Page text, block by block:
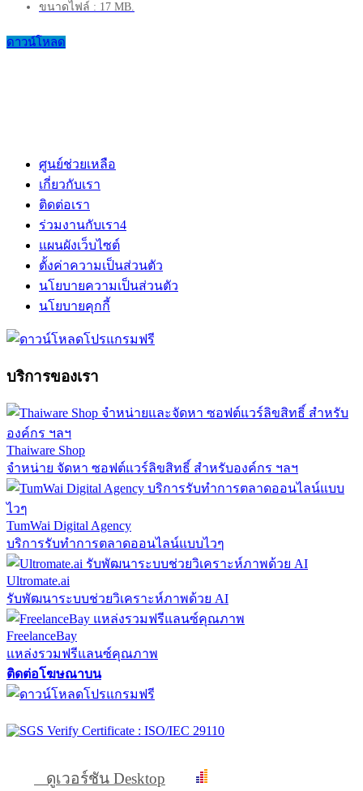
ขนาดไฟล์ : 17 MB.
ดาวน์โหลด
ศูนย์ช่วยเหลือ
เกี่ยวกับเรา
ติดต่อเรา
ร่วมงานกับเรา4
แผนผังเว็บไซต์
ตั้งค่าความเป็นส่วนตัว
นโยบายความเป็นส่วนตัว
นโยบายคุกกี้
บริการของเรา
Thaiware Shop
จำหน่าย จัดหา ซอฟต์แวร์ลิขสิทธิ์ สำหรับองค์กร ฯลฯ
TumWai Digital Agency
บริการรับทำการตลาดออนไลน์แบบไวๆ
Ultromate.ai
รับพัฒนาระบบช่วยวิเคราะห์ภาพด้วย AI
FreelanceBay
แหล่งรวมฟรีแลนซ์คุณภาพ
ติดต่อโฆษณาบน
ดูเวอร์ชัน Desktop